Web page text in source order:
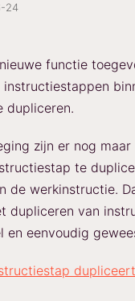
24
functie
dupliceren.
zijn er nog maar
te
de werkinstructie.
dupliceren van
en eenvoudig
dupliceert